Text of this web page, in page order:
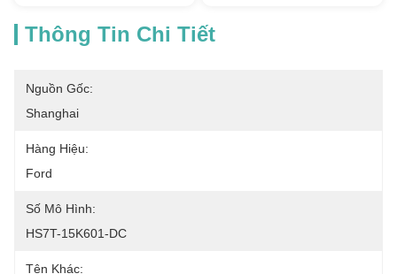
Thông Tin Chi Tiết
Nguồn Gốc:
Shanghai
Hàng Hiệu:
Ford
Số Mô Hình:
HS7T-15K601-DC
Tên Khác: